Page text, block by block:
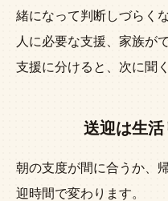
緒になって判断しづらく
人に必要な支援、家族が
支援に分けると、次に聞
送迎は生
朝の支度が間に合うか、
迎時間で変わります。